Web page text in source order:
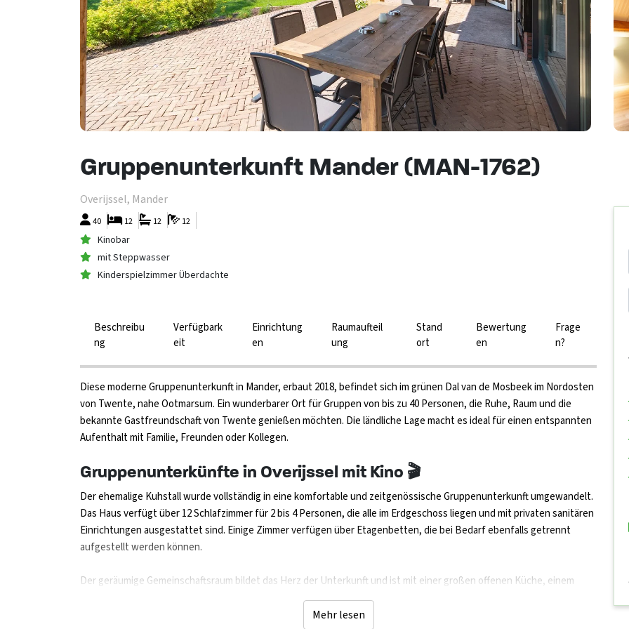
Gruppenunterkunft Mander (MAN-1762)
Overijssel, Mander
40 12
12
12
Kinobar
mit Steppwasser
Kinderspielzimmer Überdachte
Beschreibu
ng
Verfügbark
eit
Einrichtung
en
Raumaufteil
ung
Stand
ort
Bewertung
en
Frage
n?
Diese moderne Gruppenunterkunft in Mander, erbaut 2018, befindet sich im grünen Dal van de Mosbeek im Nordosten
von Twente, nahe Ootmarsum. Ein wunderbarer Ort für Gruppen von bis zu 40 Personen, die Ruhe, Raum und die
bekannte Gastfreundschaft von Twente genießen möchten. Die ländliche Lage macht es ideal für einen entspannten
Aufenthalt mit Familie, Freunden oder Kollegen.
Gruppenunterkünfte in Overijssel mit Kino 🎬
Der ehemalige Kuhstall wurde vollständig in eine komfortable und zeitgenössische Gruppenunterkunft umgewandelt.
Das Haus verfügt über 12 Schlafzimmer für 2 bis 4 Personen, die alle im Erdgeschoss liegen und mit privaten sanitären
Einrichtungen ausgestattet sind. Einige Zimmer verfügen über Etagenbetten, die bei Bedarf ebenfalls getrennt
aufgestellt werden können.
Der geräumige Gemeinschaftsraum bildet das Herz der Unterkunft und ist mit einer großen offenen Küche, einem
gemütlichen Sitzbereich mit Kamin und einer Bar mit Wasserhahninstallation eingerichtet. Durch die großen
Terrassentüren tritt man direkt auf die überdachte Außenterrasse. Im Obergeschoss gibt es einen großen
Mehr lesen